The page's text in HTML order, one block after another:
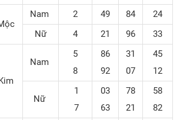
Nam 2 49 84
24
Nữ
4 21 96 33
Nam
5
8
86
92
31
07
45
12
Nữ
1
7
03
63
78
21
58
82